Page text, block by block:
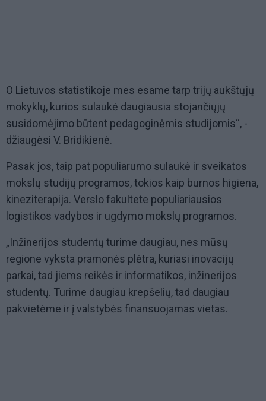
O Lietuvos statistikoje mes esame tarp trijų aukštųjų
mokyklų, kurios sulaukė daugiausia stojančiųjų
susidomėjimo būtent pedagoginėmis studijomis“, -
džiaugėsi V. Bridikienė.
Pasak jos, taip pat populiarumo sulaukė ir sveikatos
mokslų studijų programos, tokios kaip burnos higiena,
kineziterapija. Verslo fakultete populiariausios
logistikos vadybos ir ugdymo mokslų programos.
„Inžinerijos studentų turime daugiau, nes mūsų
regione vyksta pramonės plėtra, kuriasi inovacijų
parkai, tad jiems reikės ir informatikos, inžinerijos
studentų. Turime daugiau krepšelių, tad daugiau
pakvietėme ir į valstybės finansuojamas vietas.